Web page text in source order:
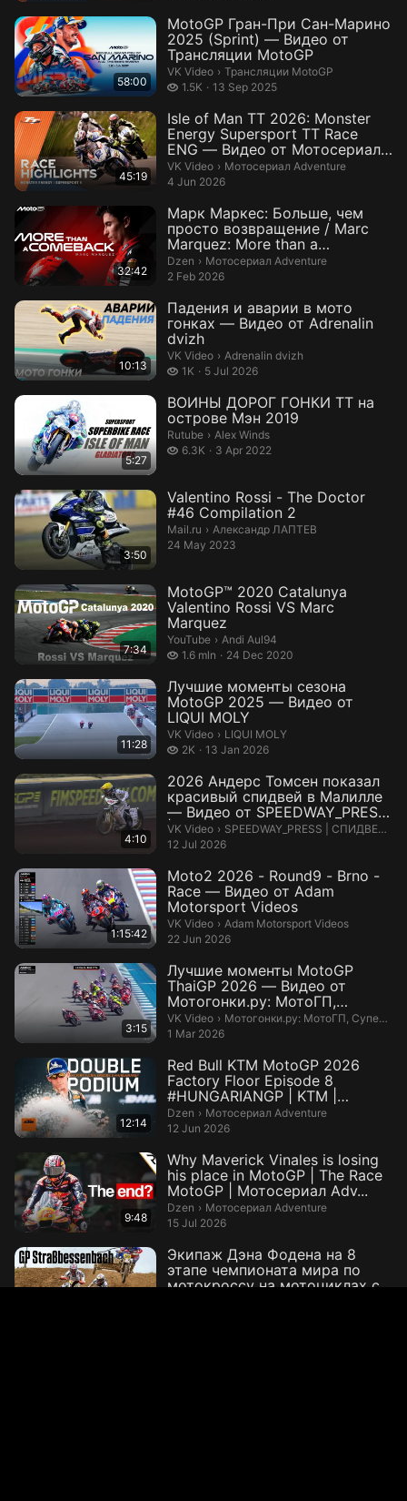
58:00
MotoGP Гран-При Сан-Марино
2025 (Sprint) — Видео от
Трансляции MotoGP
VK Video › Трансляции MotoGP.
Трансляции MotoGP
1.5K
1.5 thousand views
13 Sep 2025
45:19
Isle of Man TT 2026: Monster
Energy Supersport TT Race
ENG — Видео от Мотосериал
Adve...
VK Video › Мотосериал Adventure.
Мотосериал Adventure
4 Jun 2026
32:42
Марк Маркес: Больше, чем
просто возвращение / Marc
Marquez: More than a
Comeback 2025...
Dzen › Мотосериал Adventure.
Мотосериал Adventure
2 Feb 2026
10:13
Падения и аварии в мото
гонках — Видео от Adrenalin
dvizh
VK Video › Adrenalin dvizh.
Adrenalin dvizh
1K
1 thousand views
5 Jul 2026
5:27
ВОИНЫ ДОРОГ ГОНКИ ТТ на
острове Мэн 2019
Rutube › Alex Winds.
Alex Winds
6.3K
6.3 thousand views
3 Apr 2022
3:50
Valentino Rossi - The Doctor
#46 Compilation 2
Mail.ru › Александр ЛАПТЕВ.
Александр ЛАПТЕВ
24 May 2023
7:34
MotoGP™ 2020 Catalunya
Valentino Rossi VS Marc
Marquez
YouTube › Andi Aul94.
Andi Aul94
1.6 mln
1.6 million views24 Dec 2020
11:28
Лучшие моменты сезона
MotoGP 2025 — Видео от
LIQUI MOLY
VK Video › LIQUI MOLY.
LIQUI MOLY
2K
2 thousand views
13 Jan 2026
4:10
2026 Андерс Томсен показал
красивый спидвей в Малилле
— Видео от SPEEDWAY_PRESS
| СПИ...
VK Video › SPEEDWAY_PRESS | СПИДВЕЙ-
SPEEDWAY_PRESS | СПИДВЕЙ-ПРЕСС ©
12 Jul 2026
1:15:42
Moto2 2026 - Round9 - Brno -
Race — Видео от Adam
Motorsport Videos
VK Video › Adam Motorsport Videos.
Adam Motorsport Videos
22 Jun 2026
3:15
Лучшие моменты MotoGP
ThaiGP 2026 — Видео от
Мотогонки.ру: МотоГП,
Супербайк и мотокр...
VK Video › Мотогонки.ру: МотоГП,
Мотогонки.ру: МотоГП, Супербайк и мотокросс
1 Mar 2026
12:14
Red Bull KTM MotoGP 2026
Factory Floor Episode 8
#HUNGARIANGP | KTM |
Мотосериал Adve...
Dzen › Мотосериал Adventure.
Мотосериал Adventure
12 Jun 2026
9:48
Why Maverick Vinales is losing
his place in MotoGP | The Race
MotoGP | Мотосериал Adv...
Dzen › Мотосериал Adventure.
Мотосериал Adventure
15 Jul 2026
Экипаж Дэна Фодена на 8
этапе чемпионата мира по
мотокроссу на мотоциклах с